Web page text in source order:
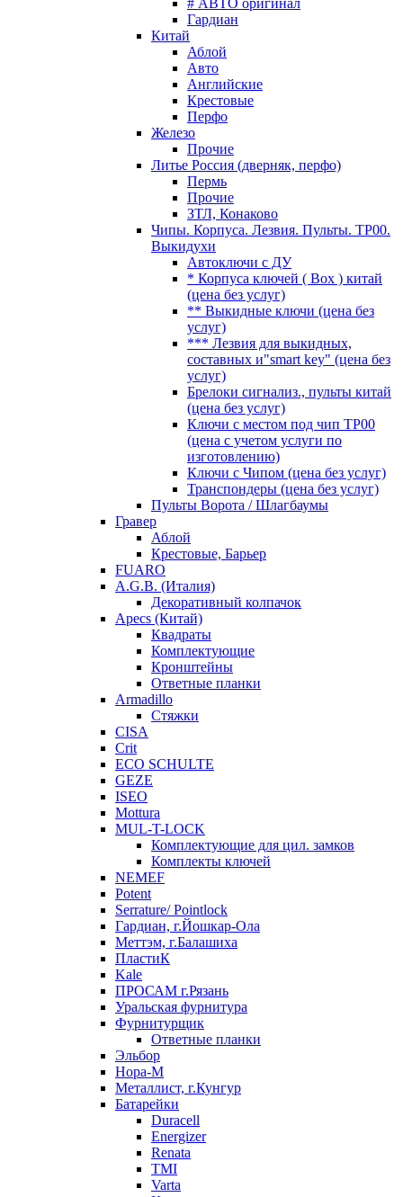
# АВТО оригинал
Гардиан
Китай
Аблой
Авто
Английские
Крестовые
Перфо
Железо
Прочие
Литье Россия (дверняк, перфо)
Пермь
Прочие
ЗТЛ, Конаково
Чипы. Корпуса. Лезвия. Пульты. TP00.
Выкидухи
Автоключи с ДУ
* Корпуса ключей ( Box ) китай
(цена без услуг)
** Выкидные ключи (цена без
услуг)
*** Лезвия для выкидных,
составных и"smart key" (цена без
услуг)
Брелоки сигнализ., пульты китай
(цена без услуг)
Ключи с местом под чип TP00
(цена с учетом услуги по
изготовлению)
Ключи с Чипом (цена без услуг)
Транспондеры (цена без услуг)
Пульты Ворота / Шлагбаумы
Гравер
Аблой
Крестовые, Барьер
FUARO
A.G.B. (Италия)
Декоративный колпачок
Apecs (Китай)
Квадраты
Комплектующие
Кронштейны
Ответные планки
Armadillo
Стяжки
CISA
Crit
ECO SCHULTE
GEZE
ISEO
Mottura
MUL-T-LOCK
Комплектующие для цил. замков
Комплекты ключей
NEMEF
Potent
Serrature/ Pointlock
Гардиан, г.Йошкар-Ола
Меттэм, г.Балашиха
ПластиК
Kale
ПРОСАМ г.Рязань
Уральская фурнитура
Фурнитурщик
Ответные планки
Эльбор
Нора-М
Металлист, г.Кунгур
Батарейки
Duracell
Energizer
Renata
TMI
Varta